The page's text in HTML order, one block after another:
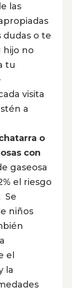
las
dudas o te
hijo no
tu
visita
a
o
con
gaseosa
el riesgo
Se
niños
el
la